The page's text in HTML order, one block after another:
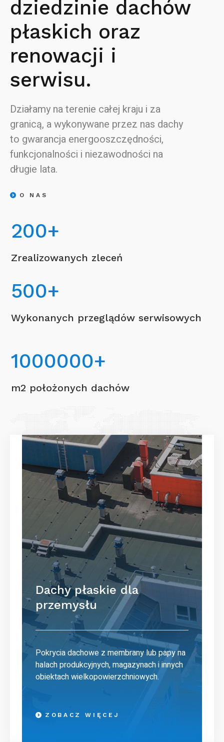
dziedzinie dachów
płaskich oraz
renowacji i
serwisu.
Działamy na terenie całej kraju i za
granicą, a wykonywane przez nas dachy
to gwarancja energooszczędności,
funkcjonalności i niezawodności na
długie lata.
O NAS
200+
Zrealizowanych zleceń
500+
Wykonanych przeglądów serwisowych
1000000+
m2 położonych dachów
Dachy płaskie dla
przemysłu
Pokrycia dachowe z membrany lub papy na
halach produkcyjnych, magazynach i innych
obiektach wielkopowierzchniowych.
ZOBACZ WIĘCEJ